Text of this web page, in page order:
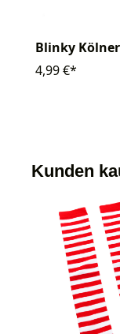
Blinky
4,99 €*
Kunden